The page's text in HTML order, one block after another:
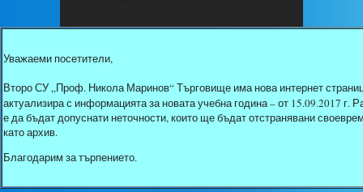
Уважаеми посетители,
Второ СУ „Проф. Никола Маринов“ Търговище има нова интернет
актуализира с информацията за новата учебна година – от 15.09.2017
е да бъдат допуснати неточности, които ще бъдат отстранявани
като архив.
Благодарим за търпението.